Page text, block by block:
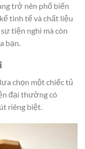
trở nên phổ biến
tinh tế và chất liệu
tiện nghi mà còn
bạn.
chọn một chiếc tủ
đại thường có
riêng biệt.